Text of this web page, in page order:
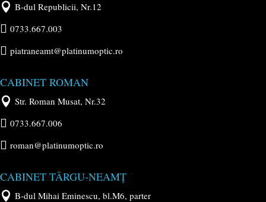
 B-dul Republicii, Nr.12
 0733.667.003
 piatraneamt@platinumoptic.ro
CABINET ROMAN
 Str. Roman Musat, Nr.32
 0733.667.006
 roman@platinumoptic.ro
CABINET TÂRGU-NEAMȚ
 B-dul Mihai Eminescu, bl.M6, parter